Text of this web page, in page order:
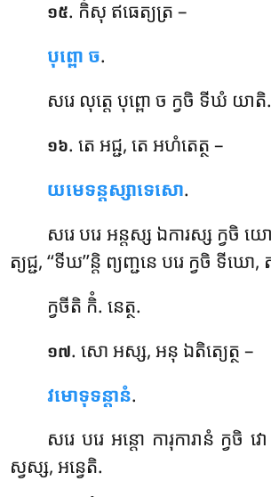
១៥. កិំសុ ឥធេត្យត្រ –
បុព្ពោ ច.
សរេ លុត្តេ បុព្ពោ ច ក្វចិ ទីឃំ យា
១៦. តេអជ្ជ, តេ អហំតេត្ថ –
យមេទន្តស្សាទេសោ.
សរេ បរេ អន្តស្ស ឯការស្ស ក្វចិ
ត្យជ្ជ, ‘‘ទីឃ’’ន្តិ ព្យញ្ជនេ បរេ ក្វចិ ទីឃោ,
ក្វចីតិ កិំ. នេត្ថ.
១៧. សោអស្ស, អនុ ឯតិត្យេត្ថ –
វមោទុទន្តានំ.
សរេ បរេ អន្តោ ការុការានំ ក្វ
ស្វស្ស, អន្វេតិ.